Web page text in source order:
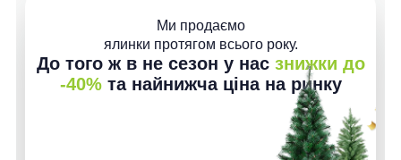
Ми продаємо
ялинки протягом всього року.
До того ж в не сезон у нас знижки до
-40%та найнижча ціна на ринку